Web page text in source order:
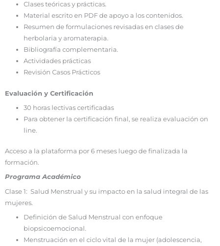
Clases teóricas y prácticas.
Material escrito en PDF de apoyo a los contenidos.
Resumen de formulaciones revisadas en clases de
herbolaria y aromaterapia.
Bibliografía complementaria.
Actividades prácticas
Revisión Casos Prácticos
Evaluación y Certificación
30 horas lectivas certificadas
Para obtener la certificación final, se realiza evaluación on
line.
Acceso a la plataforma por 6 meses luego de finalizada la
formación.
Programa Académico
Clase 1: Salud Menstrual y su impacto en la salud integral de las
mujeres.
Definición de Salud Menstrual con enfoque
biopsicoemocional.
Menstruación en el ciclo vital de la mujer (adolescencia,